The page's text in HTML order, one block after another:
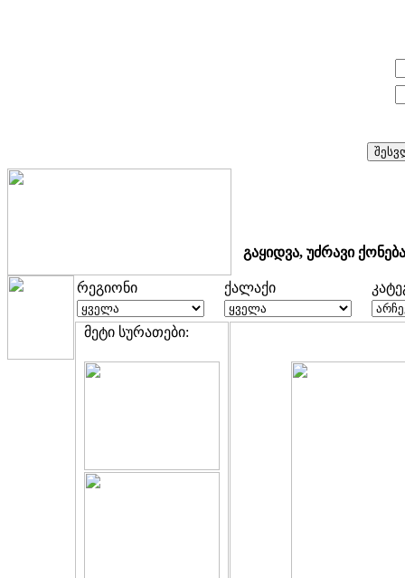
გაყიდვა, უძრავი
რეგიონი ქალაქი
მეტი სურათები: